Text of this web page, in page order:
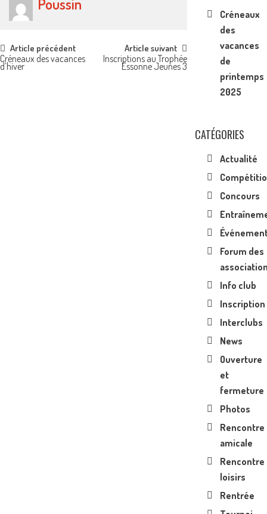
Poussin
Post
navigation
Article précédent
Créneaux des vacances
d’hiver
Article suivant
Inscriptions au Trophée
Essonne Jeunes 3
Créneaux
des
vacances
de
printemps
2025
CATÉGORIES
Actualité
Concours
Forum des
Info club
Inscription
Interclubs
News
Ouverture
et
fermeture
Photos
Rencontre
amicale
Rencontre
loisirs
Rentrée